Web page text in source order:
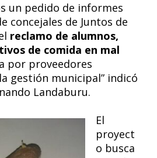
un pedido de informes
concejales de Juntos de
reclamo de alumnos,
de comida en mal
por proveedores
gestión municipal” indicó
Landaburu.
El
proyect
o busca